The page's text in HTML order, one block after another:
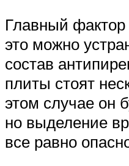
Главный фактор
это можно
состав
плиты стоят
этом случае он
но выделение
все равно